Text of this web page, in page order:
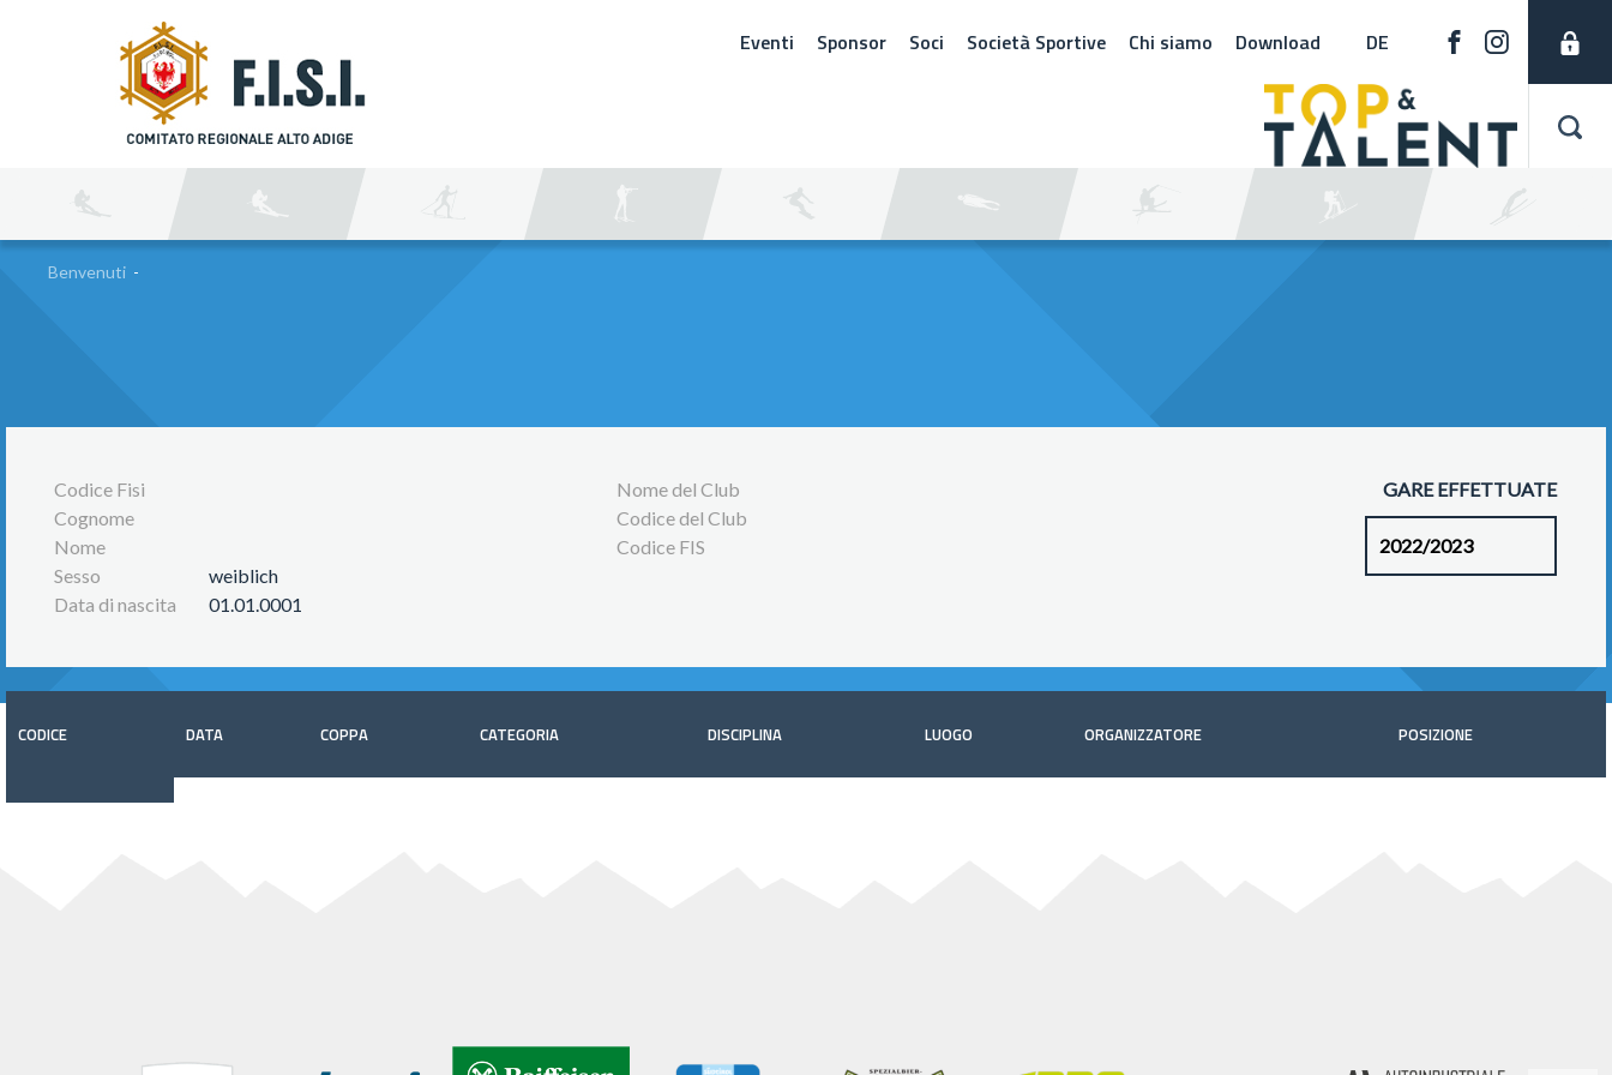
Eventi Sponsor Soci Società Sportive Chi siamo Download DE
Benvenuti -
Codice Fisi
Cognome
Nome
Sesso
weiblich
Data di nascita
01.01.0001
Nome del Club
Codice del Club
Codice FIS
GARE EFFETTUATE
CODICE DATA COPPA CATEGORIA DISCIPLINA LUOGO ORGANIZZATORE POSIZIONE